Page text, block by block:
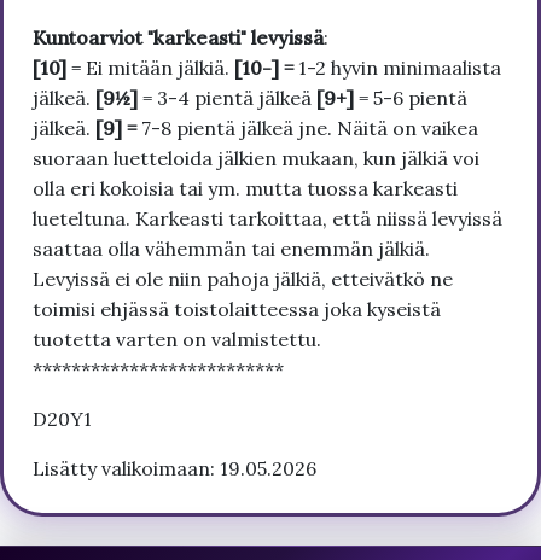
Kuntoarviot "karkeasti" levyissä:
[10] = Ei mitään jälkiä. [10-] = 1-2 hyvin minimaalista
jälkeä. [9½] = 3-4 pientä jälkeä [9+] = 5-6 pientä
jälkeä. [9] = 7-8 pientä jälkeä jne. Näitä on vaikea
suoraan luetteloida jälkien mukaan, kun jälkiä voi
olla eri kokoisia tai ym. mutta tuossa karkeasti
lueteltuna. Karkeasti tarkoittaa, että niissä levyissä
saattaa olla vähemmän tai enemmän jälkiä.
Levyissä ei ole niin pahoja jälkiä, etteivätkö ne
toimisi ehjässä toistolaitteessa joka kyseistä
tuotetta varten on valmistettu.
**************************
D20Y1
Lisätty valikoimaan: 19.05.2026